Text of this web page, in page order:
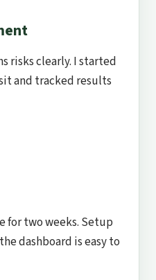
risks clearly. I started
and tracked results
for two weeks. Setup
dashboard is easy to